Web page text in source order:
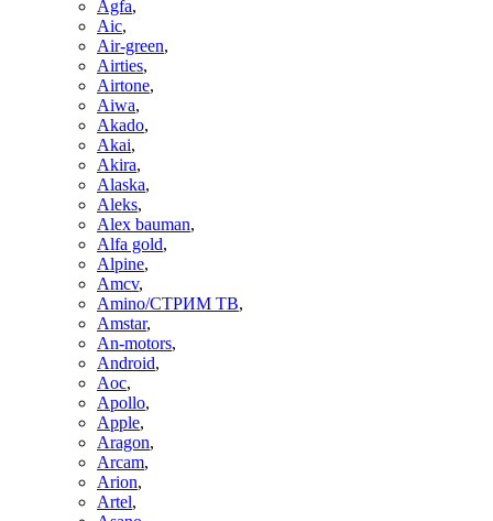
Agfa,
Aic,
Air-green,
Airties,
Airtone,
Aiwa,
Akado,
Akai,
Akira,
Alaska,
Aleks,
Alex bauman,
Alfa gold,
Alpine,
Amcv,
Amino/СТРИМ ТВ,
Amstar,
An-motors,
Android,
Aoc,
Apollo,
Apple,
Aragon,
Arcam,
Arion,
Artel,